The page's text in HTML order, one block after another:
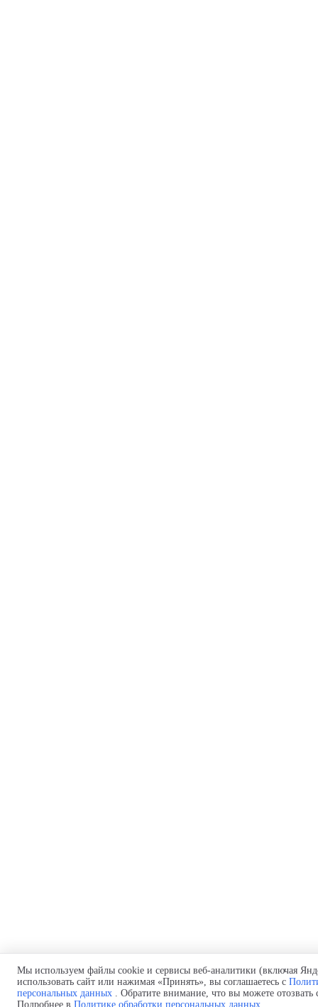
Мы используем файлы cookie и сервисы веб-аналитики (включая
использовать сайт или нажимая «Принять», вы соглашаетесь с
персональных данных . Обратите внимание, что вы можете
Подробнее в Политике обработки персональных данных